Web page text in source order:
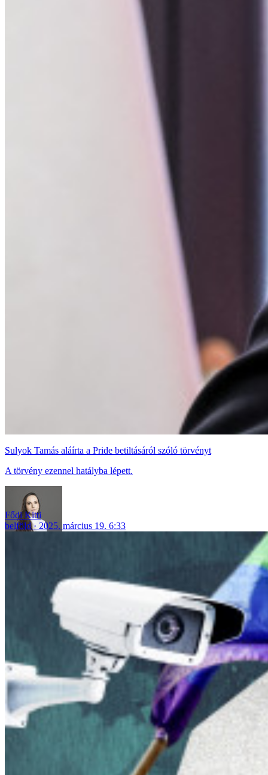
Sulyok Tamás aláírta a Pride betiltásáról szóló törvényt
A törvény ezennel hatályba lépett.
Fődi Kitti
belföld
2025. március 19. 6:33